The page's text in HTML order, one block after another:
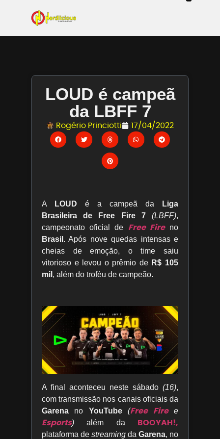
LOUD é campeã
da LBFF 7
Rogério Princiotti 17/04/2022
A LOUD é a campeã da
Liga
Brasileira de Free Fire 7
(LBFF),
campeonato oficial de Free Fireno
Brasil . Após nove quedas intensas e
cheias de emoção, o time saiu
vitorioso e levou o prêmio de R$ 105
mil , além do troféu de campeão.
A final aconteceu neste sábado (16),
com transmissão nos canais oficiais da
Garena no YouTube (Free Firee
Esports) além da BOOYAH!,
plataforma de streaming da Garena, no